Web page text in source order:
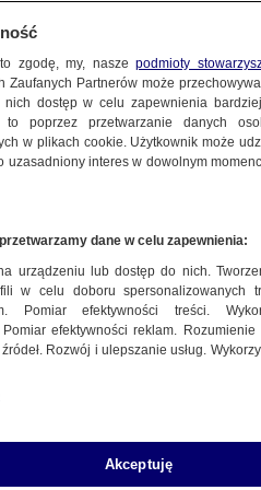
zgodę, my, naszepodmioty
Zaufanych Partnerów może
dostęp w celu zapewnienia
poprzez przetwarzanie danych
w plikach cookie. Użytkownik może
uzasadniony interes w dowolnym
dane w celu zapewnienia:
urządzeniu lub dostęp do nich.
w celu doboru spersonalizowanych
Pomiar efektywności treści.
efektywności reklam.
Rozwój i ulepszanie usług.
Akceptuję